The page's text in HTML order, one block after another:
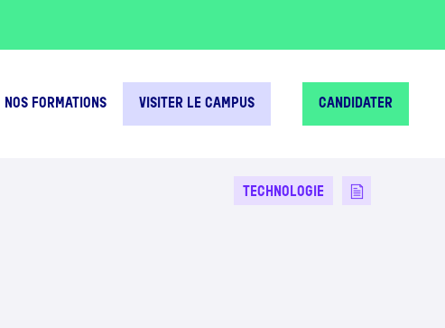
NOS FORMATIONS VISITER LE CAMPUS CANDIDATER
TECHNOLOGIE